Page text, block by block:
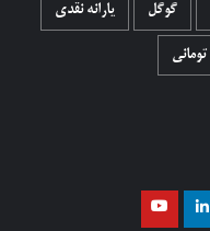
گوگل یارانه نقدی
لینکدین یوتیوب